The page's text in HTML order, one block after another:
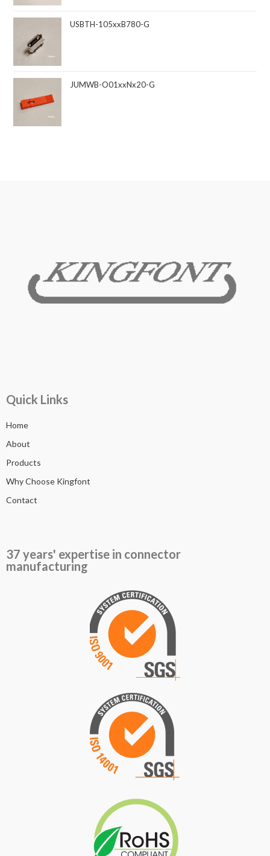
USBTH-105xxB780-G
JUMWB-O01xxNx20-G
Quick Links
Home
About
Products
Why Choose Kingfont
Contact
37 years' expertise in connector
manufacturing